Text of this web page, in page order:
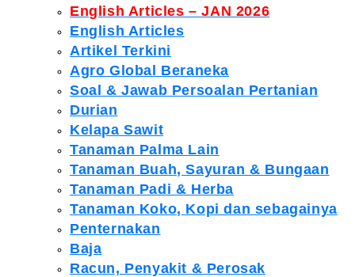
English Articles – JAN 2026
English Articles
Artikel Terkini
Agro Global Beraneka
Soal & Jawab Persoalan Pertanian
Durian
Kelapa Sawit
Tanaman Palma Lain
Tanaman Buah, Sayuran & Bungaan
Tanaman Padi & Herba
Tanaman Koko, Kopi dan sebagainya
Penternakan
Baja
Racun, Penyakit & Perosak